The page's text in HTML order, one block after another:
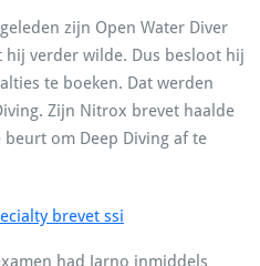
zijn Open Water Diver
hij verder wilde. Dus besloot hij
te boeken. Dat werden
Zijn Nitrox brevet haalde
om Deep Diving af te
had Jarno inmiddels